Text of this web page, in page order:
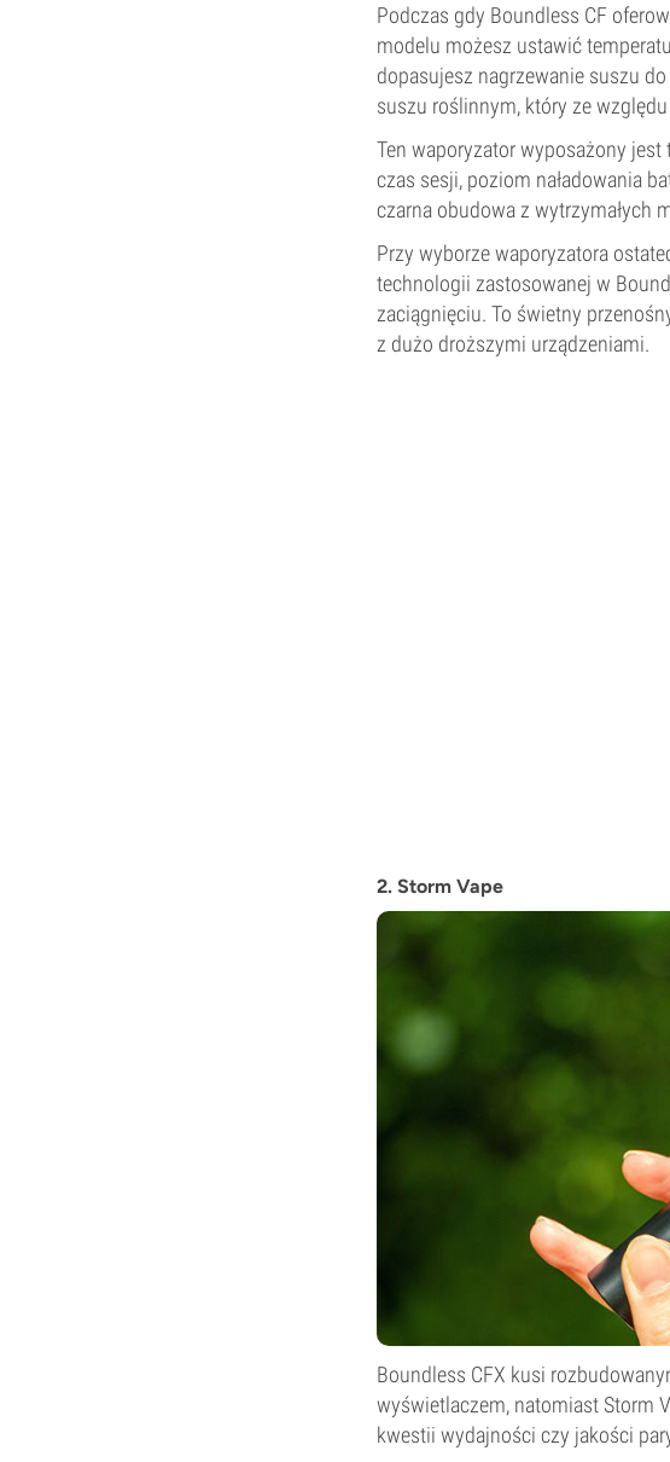
Podczas gdy Boundless CF
modelu możesz ustawić
dopasujesz nagrzewanie suszu
suszu roślinnym, który ze
Ten waporyzator wyposażony jest
czas sesji, poziom naładowania
czarna obudowa z wytrzymałych
Przy wyborze waporyzatora
technologii zastosowanej w
zaciągnięciu. To świetny
z dużo droższymi urządzeniami.
2. Storm Vape
Boundless CFX kusi
wyświetlaczem, natomiast Storm
kwestii wydajności czy jakości